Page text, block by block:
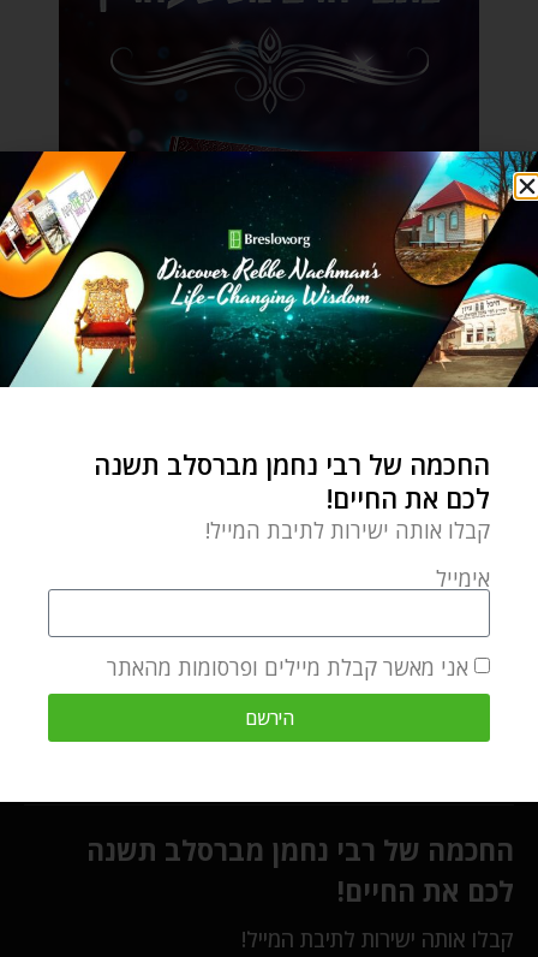
רשתות חברתיות
החכמה של רבי נחמן מברסלב תשנה
לכם את החיים!
קבלו אותה ישירות לתיבת המייל!
החכמה של רבי נחמן מברסלב תשנה
לכם את החיים!
קבלו אותה ישירות לתיבת המייל!
אימייל
אני מאשר קבלת מיילים ופרסומות מהאתר
הירשם